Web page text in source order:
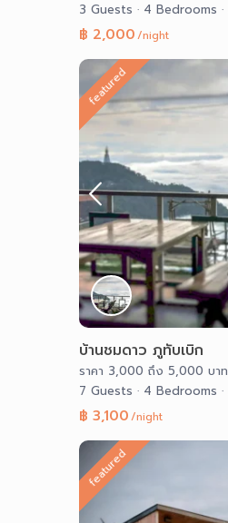
3 Guests · 4 Bedrooms ·
฿ 2,000/night
featured
บ้านชมดาว ภูทับเบิก
ราคา 3,000 ถึง 5,000 บาท
7 Guests · 4 Bedrooms ·
฿ 3,100/night
featured